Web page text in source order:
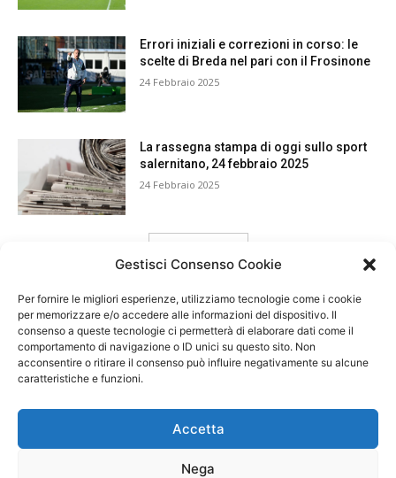
Gestisci Consenso Cookie
Per fornire le migliori esperienze, utilizziamo tecnologie come i cookie
per memorizzare e/o accedere alle informazioni del dispositivo. Il
consenso a queste tecnologie ci permetterà di elaborare dati come il
comportamento di navigazione o ID unici su questo sito. Non
acconsentire o ritirare il consenso può influire negativamente su alcune
caratteristiche e funzioni.
Accetta
Nega
Errori iniziali e correzioni in corso: le
scelte di Breda nel pari con il Frosinone
24 Febbraio 2025
La rassegna stampa di oggi sullo sport
salernitano, 24 febbraio 2025
24 Febbraio 2025